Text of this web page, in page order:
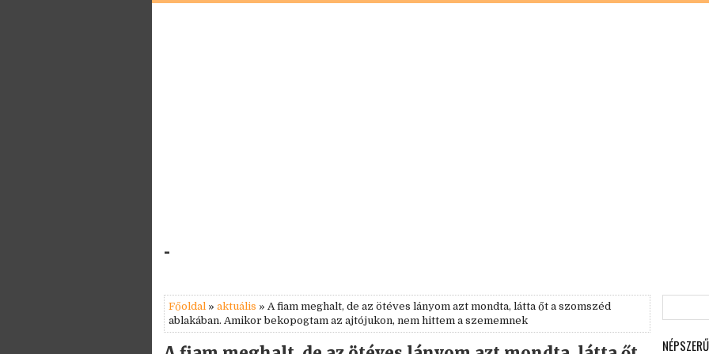
-
Főoldal » aktuális » A fiam meghalt, de az ötéves lányom azt mondta, látta őt a szomszéd
ablakában. Amikor bekopogtam az ajtójukon, nem hittem a szememnek